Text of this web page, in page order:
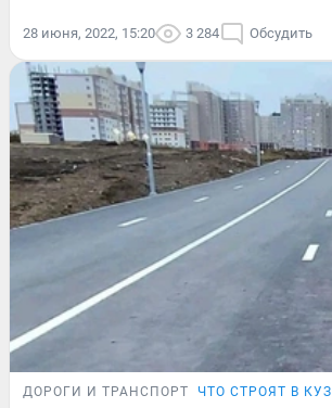
28 июня, 2022, 15:20 3 284 Обсудить
ДОРОГИ И ТРАНСПОРТ ЧТО СТРОЯТ В